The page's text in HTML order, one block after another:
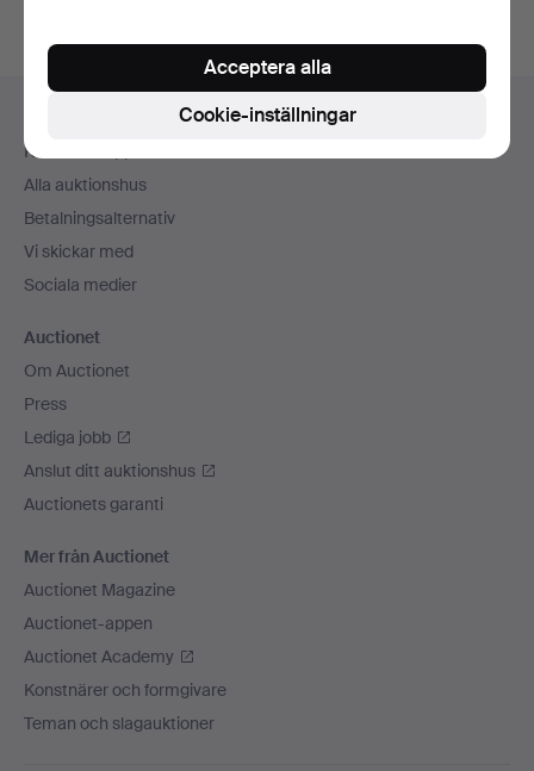
Sidfotsnavigation
Kontakta support
Alla auktionshus
Betalningsalternativ
Vi skickar med
Sociala medier
Auctionet
Om Auctionet
Press
Lediga jobb
Anslut ditt auktionshus
Auctionets garanti
Mer från Auctionet
Auctionet Magazine
Auctionet-appen
Auctionet Academy
Konstnärer och formgivare
Teman och slagauktioner
Cookie-inställningar
Acceptera alla